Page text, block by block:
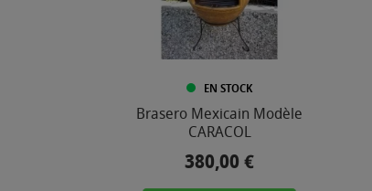
COULEUR
EN STOCK
Brasero Mexicain Modèle
CARACOL
Prix
380,00 €